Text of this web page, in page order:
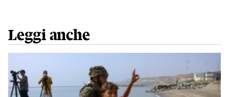
Leggi anche